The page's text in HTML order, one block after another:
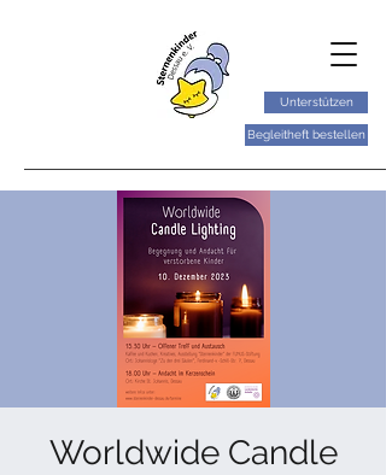
Unterstützen
Begleitheft bestellen
Worldwide Candle